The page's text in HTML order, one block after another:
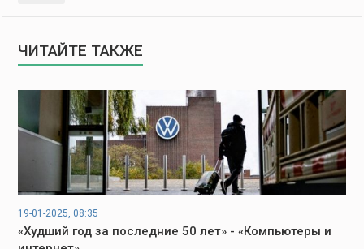
ЧИТАЙТЕ ТАКЖЕ
19-01-2025, 08:35
«Худший год за последние 50 лет» - «Компьютеры и